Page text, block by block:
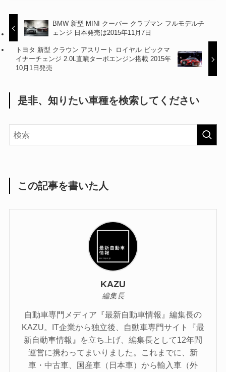
BMW 新型 MINI クーパー クラブマン フルモデルチ
ェンジ 日本発売は2015年11月7日
トヨタ 新型 クラウン アスリート ロイヤル ビックマ
イナーチェンジ 2.0L直噴ターボエンジン搭載 2015年
10月1日発売
是非、知りたい車種を検索してください
この記事を書いた人
KAZU
編集長
自動車専門メディア『最新自動車情報』編集長の
KAZU。IT企業から独立後、自動車専門サイト『最
新自動車情報』を立ち上げ、編集長として12年間
運営に携わってまいりました。これまでに、新
車・中古車、国産車（日本車）から輸入車（外